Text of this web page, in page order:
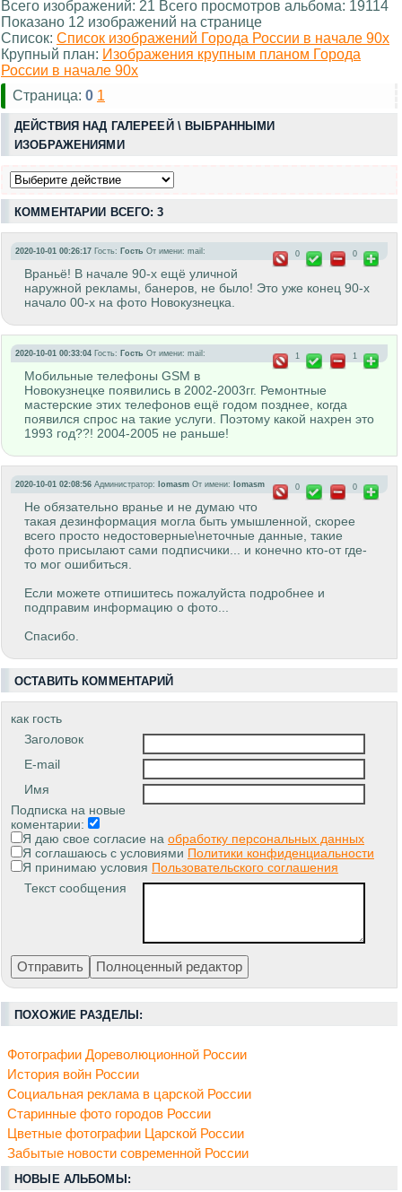
Всего изображений: 21 Всего просмотров альбома: 19114
Показано 12 изображений на странице
Список: Список изображений Города России в начале 90х
Крупный план: Изображения крупным планом Города
России в начале 90х
Страница: 0 1
ДЕЙСТВИЯ НАД ГАЛЕРЕЕЙ \ ВЫБРАННЫМИ
ИЗОБРАЖЕНИЯМИ
КОММЕНТАРИИ ВСЕГО: 3
2020-10-01 00:26:17 Гость: Гость От имени: mail: 0
0
Враньё! В начале 90-х ещё уличной
наружной рекламы, банеров, не было! Это уже конец 90-х
начало 00-х на фото Новокузнецка.
2020-10-01 00:33:04 Гость: Гость От имени: mail: 1
1
Мобильные телефоны GSM в
Новокузнецке появились в 2002-2003гг. Ремонтные
мастерские этих телефонов ещё годом позднее, когда
появился спрос на такие услуги. Поэтому какой нахрен это
1993 год??! 2004-2005 не раньше!
2020-10-01 02:08:56 Администратор: lomasm От имени: lomasm 0
0
Не обязательно вранье и не думаю что
такая дезинформация могла быть умышленной, скорее
всего просто недостоверные\неточные данные, такие
фото присылают сами подписчики... и конечно кто-от где-
то мог ошибиться.
Если можете отпишитесь пожалуйста подробнее и
подправим информацию о фото...
Спасибо.
ОСТАВИТЬ КОММЕНТАРИЙ
как гость
Заголовок
E-mail
Имя
Подписка на новые
коментарии:
Я даю свое согласие на обработку персональных данных
Я соглашаюсь с условиями Политики конфиденциальности
Я принимаю условия Пользовательского соглашения
Текст сообщения
ПОХОЖИЕ РАЗДЕЛЫ:
Фотографии Дореволюционной России
История войн России
Социальная реклама в царской России
Старинные фото городов России
Цветные фотографии Царской России
Забытые новости современной России
НОВЫЕ АЛЬБОМЫ: